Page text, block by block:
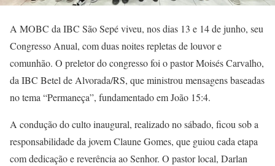
A MOBC da IBC São Sepé viveu, nos dias 13 e 14 de junho, seu
Congresso Anual, com duas noites repletas de louvor e
comunhão. O preletor do congresso foi o pastor Moisés Carvalho,
da IBC Betel de Alvorada/RS, que ministrou mensagens baseadas
no tema “Permaneça”, fundamentado em João 15:4.
A condução do culto inaugural, realizado no sábado, ficou sob a
responsabilidade da jovem Claune Gomes, que guiou cada etapa
com dedicação e reverência ao Senhor. O pastor local, Darlan